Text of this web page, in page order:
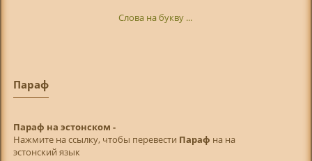
Слова на букву ...
Параф
Параф на эстонском -
Нажмите на ссылку, чтобы перевести Параф на на
эстонский язык